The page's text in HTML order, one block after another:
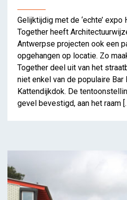
Wohnhaus
Gelijktijdig met de ‘echte’ expo
Together heeft
Antwerpse projecten ook een
opgehangen op locatie. Zo
Together deel uit van het
niet enkel van de populaire Bar
Kattendijkdok. De
gevel bevestigd, aan het raam